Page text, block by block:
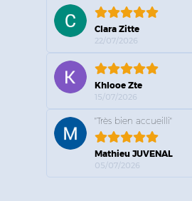
Clara Zitte
22/07/2026
Khlooe Zte
15/07/2026
"Très bien accueilli"
Mathieu JUVENAL
05/07/2026